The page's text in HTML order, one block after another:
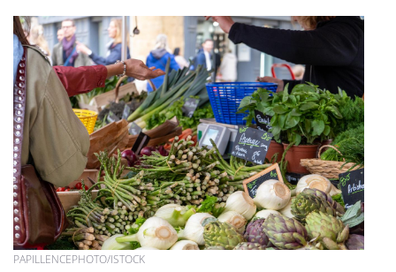
PAPILLENCEPHOTO/ISTOCK